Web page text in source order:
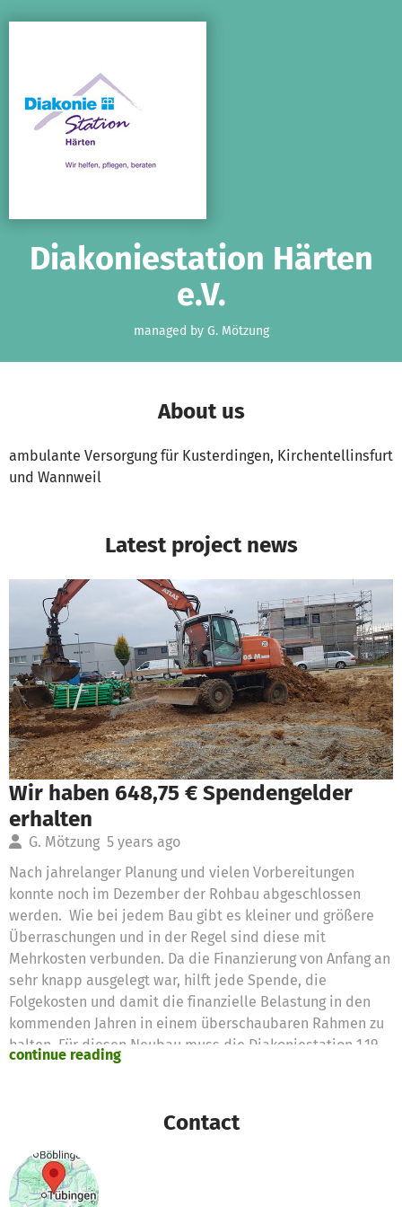
Diakoniestation Härten
e.V.
managed by G. Mötzung
About us
ambulante Versorgung für Kusterdingen, Kirchentellinsfurt
und Wannweil
Latest project news
Wir haben 648,75 € Spendengelder
erhalten
G. Mötzung 5 years ago
Nach jahrelanger Planung und vielen Vorbereitungen
konnte noch im Dezember der Rohbau abgeschlossen
werden. Wie bei jedem Bau gibt es kleiner und größere
Überraschungen und in der Regel sind diese mit
Mehrkosten verbunden. Da die Finanzierung von Anfang an
sehr knapp ausgelegt war, hilft jede Spende, die
Folgekosten und damit die finanzielle Belastung in den
kommenden Jahren in einem überschaubaren Rahmen zu
halten. Für diesen Neubau muss die Diakoniestation 1,19
Millionen Euro Eigenanteil aufbringen. Bitte helfen Sie uns
Versorgung von alten und kranken Menschen in unserem
Einzugsgebiet gesichert.
continue reading
Contact